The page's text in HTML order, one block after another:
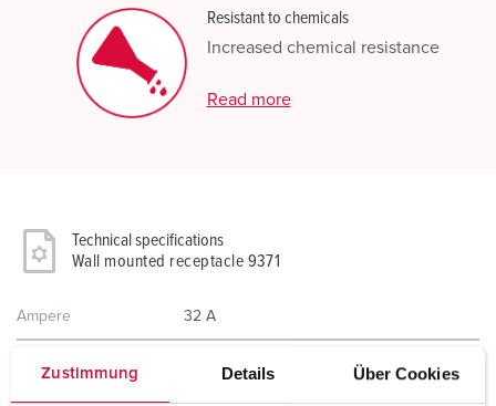
Zustimmung Details Über Cookies
Resistant to chemicals
Increased chemical resistance
Read more
Technical specifications
Wall mounted receptacle 9371
Ampere 32 A